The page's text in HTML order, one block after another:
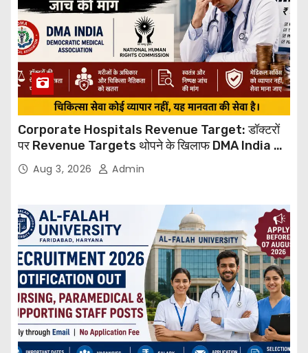
Corporate Hospitals Revenue Target: डॉक्टरों
पर Revenue Targets थोपने के खिलाफ DMA India का
बड़ा कदम, NHRC से Suo Motu जांच की मांग
Aug 3, 2026 Admin